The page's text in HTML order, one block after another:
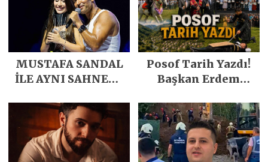
MUSTAFA SANDAL
İLE AYNI SAHNEDE
Posof Tarih Yazdı!
Başkan Erdem
Emeğiyle Son
Yılların En Büyük
Festivali
Gerçekleşti